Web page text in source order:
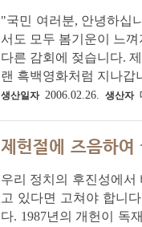
"국민 여러분, 안녕하십
서도 모두 봄기운이 느
다른 감회에 젖습니다.
랜 흑백영화처럼 지나갑
생산일자 2006.02.26. 생산자
제헌절에 즈음하
우리 정치의 후진성에서
고 있다면 고쳐야 합니
다. 1987년의 개헌이 독